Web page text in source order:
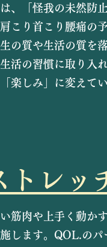
、「怪我の未然防
こり首こり腰痛の
の質や生活の質を
活の習慣に取り入
楽しみ」に変えて
トレッ
筋肉や上手く動か
します。QOL.の